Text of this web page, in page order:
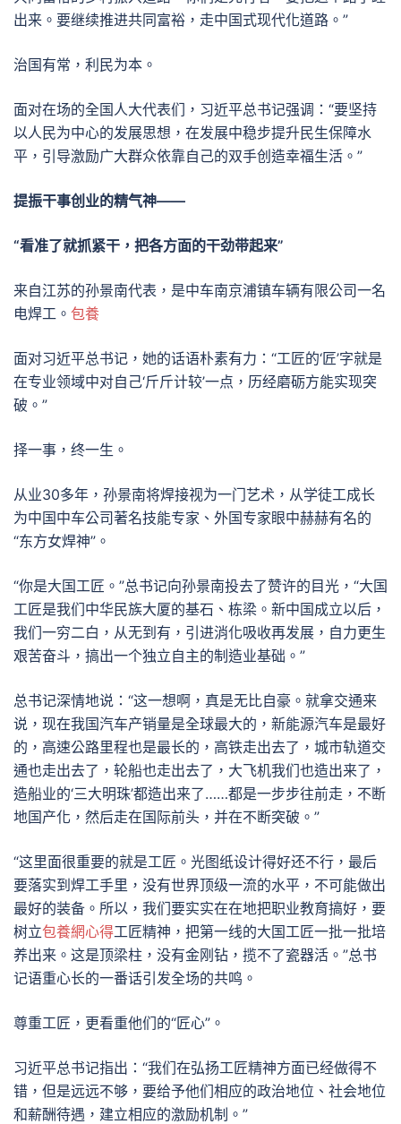
出来。要继续推进共同富裕，走中国式现代化道路。”
治国有常，利民为本。
面对在场的全国人大代表们，习近平总书记强调：“要坚持
以人民为中心的发展思想，在发展中稳步提升民生保障水
平，引导激励广大群众依靠自己的双手创造幸福生活。”
提振干事创业的精气神——
“看准了就抓紧干，把各方面的干劲带起来”
来自江苏的孙景南代表，是中车南京浦镇车辆有限公司一名
电焊工。 包養
面对习近平总书记，她的话语朴素有力：“工匠的‘匠’字就是
在专业领域中对自己‘斤斤计较’一点，历经磨砺方能实现突
破。”
择一事，终一生。
从业30多年，孙景南将焊接视为一门艺术，从学徒工成长
为中国中车公司著名技能专家、外国专家眼中赫赫有名的
“东方女焊神”。
“你是大国工匠。”总书记向孙景南投去了赞许的目光，“大国
工匠是我们中华民族大厦的基石、栋梁。新中国成立以后，
我们一穷二白，从无到有，引进消化吸收再发展，自力更生
艰苦奋斗，搞出一个独立自主的制造业基础。”
总书记深情地说：“这一想啊，真是无比自豪。就拿交通来
说，现在我国汽车产销量是全球最大的，新能源汽车是最好
的，高速公路里程也是最长的，高铁走出去了，城市轨道交
通也走出去了，轮船也走出去了，大飞机我们也造出来了，
造船业的‘三大明珠’都造出来了……都是一步步往前走，不断
地国产化，然后走在国际前头，并在不断突破。”
“这里面很重要的就是工匠。光图纸设计得好还不行，最后
要落实到焊工手里，没有世界顶级一流的水平，不可能做出
最好的装备。所以，我们要实实在在地把职业教育搞好，要
树立包養網心得工匠精神，把第一线的大国工匠一批一批培
养出来。这是顶梁柱，没有金刚钻，揽不了瓷器活。”总书
记语重心长的一番话引发全场的共鸣。
尊重工匠，更看重他们的“匠心”。
习近平总书记指出：“我们在弘扬工匠精神方面已经做得不
错，但是远远不够，要给予他们相应的政治地位、社会地位
和薪酬待遇，建立相应的激励机制。”